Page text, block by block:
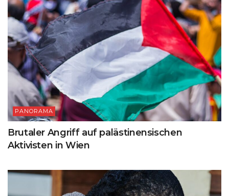
PANORAMA
Brutaler Angriff auf palästinensischen
Aktivisten in Wien